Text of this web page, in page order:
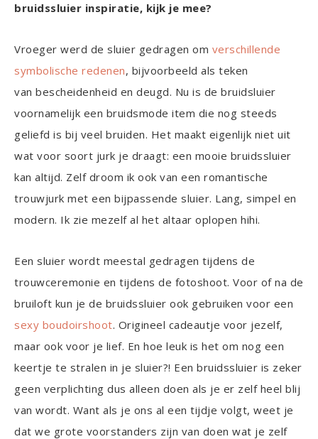
bruidssluier inspiratie, kijk je mee?
Vroeger werd de sluier gedragen om verschillende
symbolische redenen, bijvoorbeeld als teken
van bescheidenheid en deugd. Nu is de bruidsluier
voornamelijk een bruidsmode item die nog steeds
geliefd is bij veel bruiden. Het maakt eigenlijk niet uit
wat voor soort jurk je draagt: een mooie bruidssluier
kan altijd. Zelf droom ik ook van een romantische
trouwjurk met een bijpassende sluier. Lang, simpel en
modern. Ik zie mezelf al het altaar oplopen hihi.
Een sluier wordt meestal gedragen tijdens de
trouwceremonie en tijdens de fotoshoot. Voor of na de
bruiloft kun je de bruidssluier ook gebruiken voor een
sexy boudoirshoot. Origineel cadeautje voor jezelf,
maar ook voor je lief. En hoe leuk is het om nog een
keertje te stralen in je sluier?! Een bruidssluier is zeker
geen verplichting dus alleen doen als je er zelf heel blij
van wordt. Want als je ons al een tijdje volgt, weet je
dat we grote voorstanders zijn van doen wat je zelf